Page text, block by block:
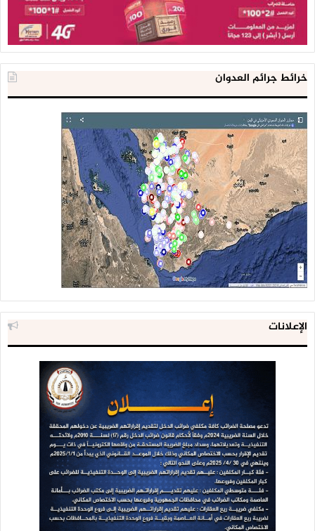
خرائط جرائم العدوان
الإعلانات